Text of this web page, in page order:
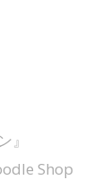
Shop